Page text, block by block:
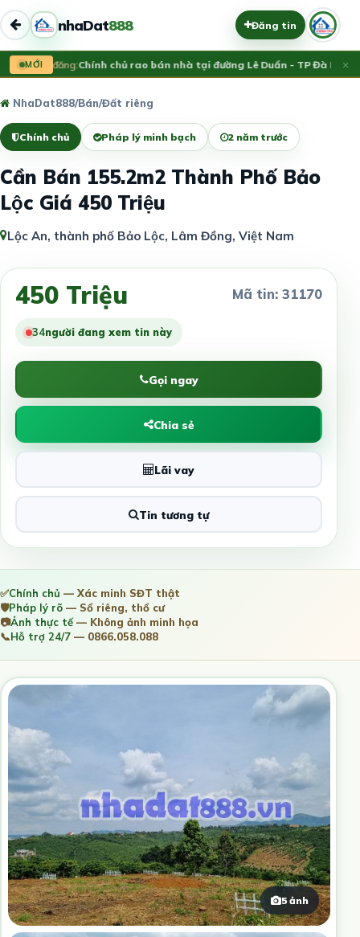
nhaDat888 Đăng tin
MỚI
Vừa đăng:Chính chủ rao bán nhà tại đường Lê Duẩn - TP Đà Nẵng;
×
NhaDat888/Bán/Đất riêng
Chính chủ Pháp lý minh bạch 2 năm trước
Cần Bán 155.2m2 Thành Phố Bảo
Lộc Giá 450 Triệu
Lộc An, thành phố Bảo Lộc, Lâm Đồng, Việt Nam
450 Triệu Mã tin: 31170
34người đang xem tin này
Gọi ngay
Chia sẻ
Lãi vay
Tin tương tự
✅Chính chủ — Xác minh SĐT thật
🛡️Pháp lý rõ — Sổ riêng, thổ cư
📷Ảnh thực tế— Không ảnh minh họa
📞Hỗ trợ 24/7 — 0866.058.088
5 ảnh